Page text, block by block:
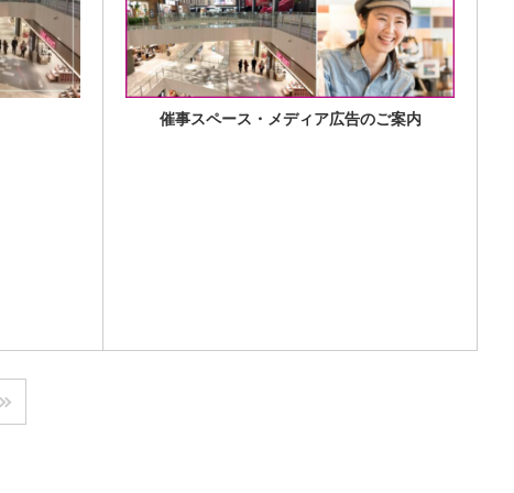
催事スペース・メディア広告のご案内